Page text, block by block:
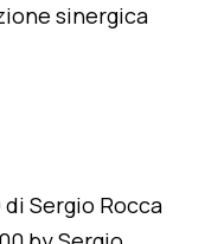
sinergica